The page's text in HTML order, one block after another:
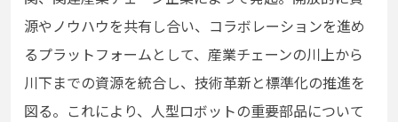
源やノウハウを共有し合い、コラボレーションを進め
るプラットフォームとして、産業チェーンの川上から
川下までの資源を統合し、技術⾰新と標準化の推進を
図る。これにより、⼈型ロボットの重要部品について